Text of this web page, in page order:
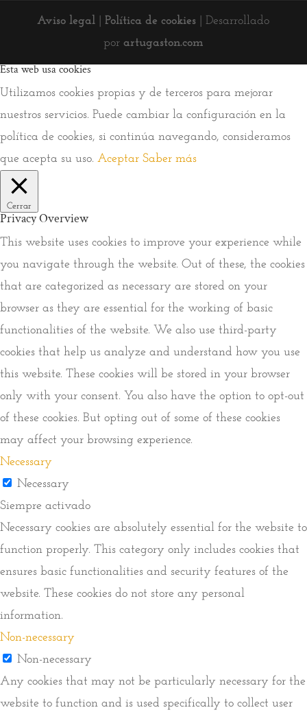
Aviso legal |Política de cookies | Desarrollado
por artugaston.com
Esta web usa cookies
Utilizamos cookies propias y de terceros para mejorar
nuestros servicios. Puede cambiar la configuración en la
política de cookies, si continúa navegando, consideramos
que acepta su uso. Aceptar Saber más
Cerrar
Privacy Overview
This website uses cookies to improve your experience while
you navigate through the website. Out of these, the cookies
that are categorized as necessary are stored on your
browser as they are essential for the working of basic
functionalities of the website. We also use third-party
cookies that help us analyze and understand how you use
this website. These cookies will be stored in your browser
only with your consent. You also have the option to opt-out
of these cookies. But opting out of some of these cookies
may affect your browsing experience.
Necessary
Necessary
Siempre activado
Necessary cookies are absolutely essential for the website to
function properly. This category only includes cookies that
ensures basic functionalities and security features of the
website. These cookies do not store any personal
information.
Non-necessary
Non-necessary
Any cookies that may not be particularly necessary for the
website to function and is used specifically to collect user